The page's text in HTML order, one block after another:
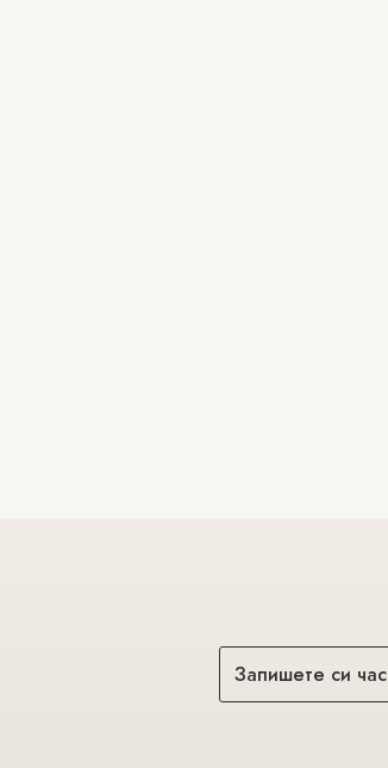
Запишете си час